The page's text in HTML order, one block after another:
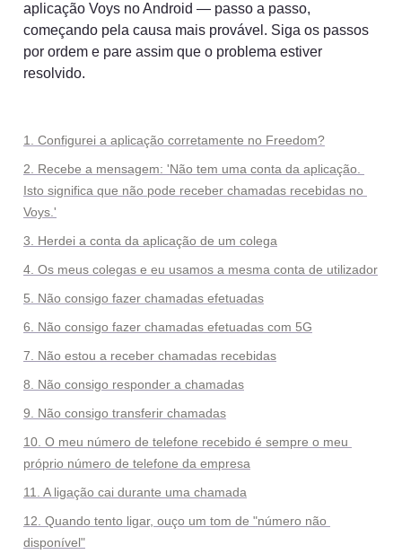
aplicação Voys no Android — passo a passo,
começando pela causa mais provável. Siga os passos
por ordem e pare assim que o problema estiver
resolvido.
1. Configurei a aplicação corretamente no Freedom?
2. Recebe a mensagem: 'Não tem uma conta da aplicação.
Isto significa que não pode receber chamadas recebidas no
Voys.'
3. Herdei a conta da aplicação de um colega
4. Os meus colegas e eu usamos a mesma conta de utilizador
5. Não consigo fazer chamadas efetuadas
6. Não consigo fazer chamadas efetuadas com 5G
7. Não estou a receber chamadas recebidas
8. Não consigo responder a chamadas
9. Não consigo transferir chamadas
10. O meu número de telefone recebido é sempre o meu
próprio número de telefone da empresa
11. A ligação cai durante uma chamada
12. Quando tento ligar, ouço um tom de "número não
disponível"